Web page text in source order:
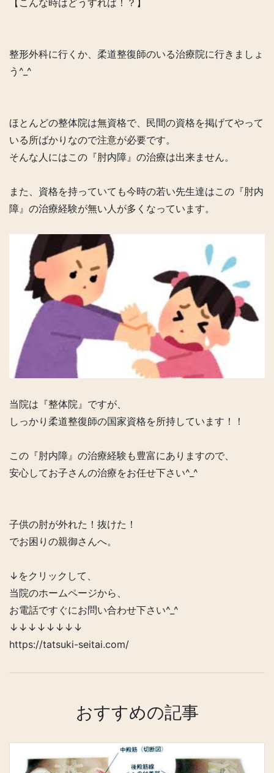
整形外科に行くか、柔道整復師のいる治療院に行きましょ
う^_^
ほとんどの整体院は無資格で、民間の資格を掲げてやって
いる所ばかりなので注意が必要です。
そんな人にはこの『肘内障』の治療は出来ません。
また、資格を持っていても今時の若い先生達はこの『肘内
障』の治療経験が無い人が多くなっています。
当院は『整体院』ですが、
しっかり柔道整復師の国家資格を所持しています！！
この『肘内障』の治療経験も豊富にありますので、
安心してお子さんの治療をお任せ下さい^_^
子供の肘が外れた！抜けた！
でお困りの親御さんへ。
↓をクリックして、
当院のホームページから、
お電話ですぐにお問い合わせ下さい^_^
↓↓↓↓↓↓↓↓
https://tatsuki-seitai.com/
おすすめの記事